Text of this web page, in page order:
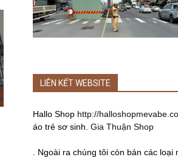
LIÊN KẾT WEBSITE
Hallo Shop http://
áo trẻ sơ sinh. Gia Thuận Shop
. Ngoài ra chúng tôi còn bán các loại